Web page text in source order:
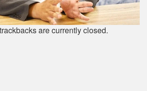
are currently closed.